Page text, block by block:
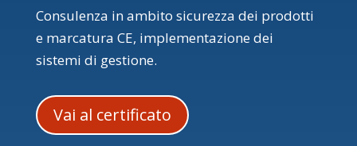
Consulenza in ambito sicurezza dei prodotti
e marcatura CE, implementazione dei
sistemi di gestione.
Vai al certificato